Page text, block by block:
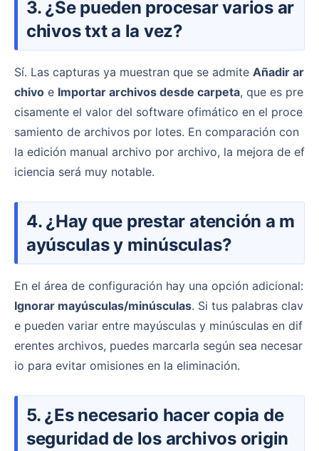
3. ¿Se pueden procesar varios ar
chivos txt a la vez?
Sí. Las capturas ya muestran que se admite Añadir ar
chivo e Importar archivos desde carpeta, que es pre
cisamente el valor del software ofimático en el proce
samiento de archivos por lotes. En comparación con
la edición manual archivo por archivo, la mejora de ef
iciencia será muy notable.
4. ¿Hay que prestar atención a m
ayúsculas y minúsculas?
En el área de configuración hay una opción adicional:
Ignorar mayúsculas/minúsculas. Si tus palabras clav
e pueden variar entre mayúsculas y minúsculas en dif
erentes archivos, puedes marcarla según sea necesar
io para evitar omisiones en la eliminación.
5. ¿Es necesario hacer copia de
seguridad de los archivos origin